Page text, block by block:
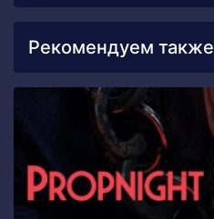
Рекомендуем также